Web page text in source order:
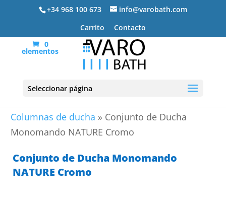
+34 968 100 673
info@varobath.com
Carrito
Contacto
0
elementos
Seleccionar página
Columnas de ducha » Conjunto de Ducha
Monomando NATURE Cromo
Conjunto de Ducha Monomando
NATURE Cromo